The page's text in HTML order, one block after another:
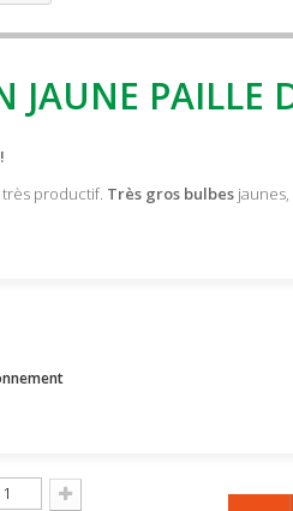
JAUNE PAILLE
productif. Très gros bulbes